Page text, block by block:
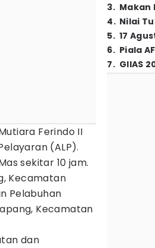
Ferindo II
(ALP).
sekitar 10 jam.
Kecamatan
Pelabuhan
Kecamatan
dan
3. Makan
4. Nilai
5. 17
6. Piala
7. GIIAS